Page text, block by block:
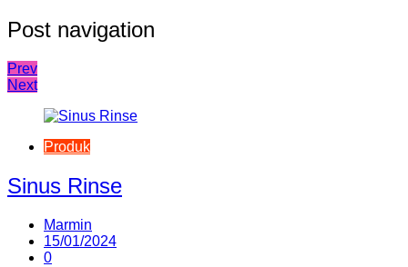
Post navigation
Prev
Next
Produk
Sinus Rinse
Marmin
15/01/2024
0